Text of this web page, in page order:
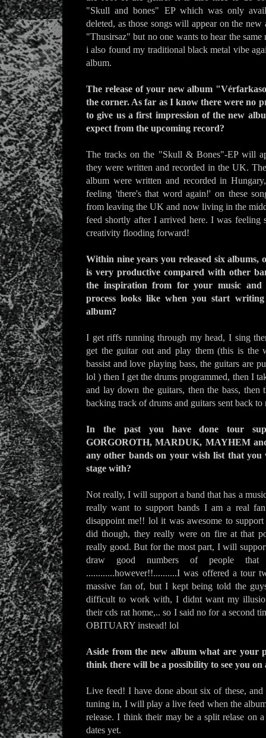
"Skull and bones" EP which was only
deleted, as those songs will appear on the
"Thusirsaz" but no one wants to hear the
i also found my traditional black metal vibe
album.
The release of your new album
the corner. As far as I know there were no
to give us a first impression of the new
expect from the upcoming record?
The tracks on the "Skull & Bones"-EP will
they were written and recorded in the UK.
album were written and recorded in
feeling 'there's that word again!' on these
from leaving the UK and now living in the
feed shortly after I arrived here. I was feeling
creativity flooding forward!
Within nine years you released six albums,
is very productive compared with other
the inspiration from for your music and
process looks like when you start
album?
I get riffs running through my head, I sing
get the guitar out and play them (this is
bassist and love playing bass, the guitars are
lol ) then I get the drums programmed, then I
and lay down the guitars, then the bass, then
backing track of drums and guitars sent back to
In the past you have done tour
GORGOROTH, MARDUK, MAYHEM
any other bands on your wish list that you
stage with?
Not really, I will support a band that has a
really want to support bands I am a real
disappoint me!! lol it was awesome to
did though, they really were on fire at that
really good. But for the most part, I will
draw good numbers of people
............however!!..........I was offered a tour
massive fan of, but I kept being told the
difficult to work with, I didnt want my
their cds rat home,.. so I said no for a second
OBITUARY instead! lol
Aside from the new album what are your
think there will be a possibility to see you on
Live feed! I have done about six of these, and
tuning in, I will play a live feed when the
release. I think their may be a split relase on
dates yet.